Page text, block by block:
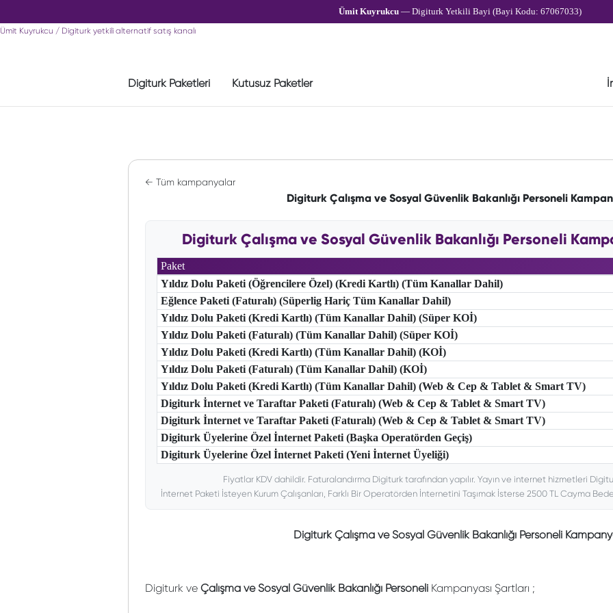
Ümit Kuyrukcu— Digiturk Yetkili Bayi (Bayi Kodu: 67067033)
Ümit Kuyrukcu / Digiturk yetkili alternatif satış kanalı
Digiturk Paketleri Kutusuz Paketler
← Tüm kampanyalar
Digiturk Çalışma ve Sosyal Güvenlik Bakanlığı Personeli
Digiturk Çalışma ve Sosyal Güvenlik Bakanlığı Personeli
Paket
Yıldız Dolu Paketi (Öğrencilere Özel) (Kredi Kartlı) (Tüm Kanallar Dahil)
Eğlence Paketi (Faturalı) (Süperlig Hariç Tüm Kanallar Dahil)
Yıldız Dolu Paketi (Kredi Kartlı) (Tüm Kanallar Dahil) (Süper KOİ)
Yıldız Dolu Paketi (Faturalı) (Tüm Kanallar Dahil) (Süper KOİ)
Yıldız Dolu Paketi (Kredi Kartlı) (Tüm Kanallar Dahil) (KOİ)
Yıldız Dolu Paketi (Faturalı) (Tüm Kanallar Dahil) (KOİ)
Yıldız Dolu Paketi (Kredi Kartlı) (Tüm Kanallar Dahil) (Web & Cep & Tablet & Smart TV)
Digiturk İnternet ve Taraftar Paketi (Faturalı) (Web & Cep & Tablet & Smart TV)
Digiturk İnternet ve Taraftar Paketi (Faturalı) (Web & Cep & Tablet & Smart TV)
Digiturk Üyelerine Özel İnternet Paketi (Başka Operatörden Geçiş)
Digiturk Üyelerine Özel İnternet Paketi (Yeni İnternet Üyeliği)
Fiyatlar KDV dahildir. Faturalandırma Digiturk tarafından yapılır. Yayın ve internet hizmetleri
İnternet Paketi İsteyen Kurum Çalışanları, Farklı Bir Operatörden İnternetini Taşımak İsterse 2500 TL Cayma
Digiturk Çalışma ve Sosyal Güvenlik Bakanlığı Personeli
Digiturk ve Çalışma ve Sosyal Güvenlik Bakanlığı Personeli Kampanyası Şartları ;